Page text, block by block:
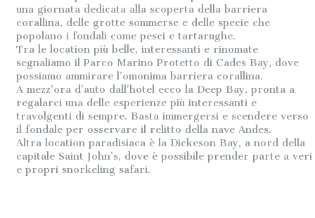
una giornata dedicata alla scoperta della barriera
corallina, delle grotte sommerse e delle specie che
popolano i fondali come pesci e tartarughe.
Tra le location più belle, interessanti e rinomate
segnaliamo il Parco Marino Protetto di Cades Bay, dove
possiamo ammirare l’omonima barriera corallina.
A mezz’ora d’auto dall’hotel ecco la Deep Bay, pronta a
regalarci una delle esperienze più interessanti e
travolgenti di sempre. Basta immergersi e scendere verso
il fondale per osservare il relitto della nave Andes.
Altra location paradisiaca è la Dickeson Bay, a nord della
capitale Saint John’s, dove è possibile prender parte a veri
e propri snorkeling safari.